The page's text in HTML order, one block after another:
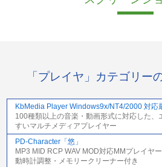
「プレイヤ」カテゴリー
KbMedia Player Windows9x/NT4/2000 対応
100種類以上の音楽・動画形式に対応した、
すいマルチメディアプレイヤー
PD-Character「悠」
MP3 MID RCP WAV MOD対応MMプレイヤ
動時計調整・メモリークリーナー付き